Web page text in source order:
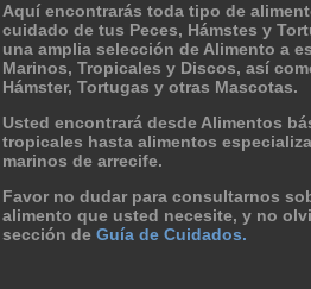
Aquí encontrarás toda tipo de
cuidado de tus Peces, Hámstes y
una amplia selección de Alimento a
Marinos, Tropicales y Discos, así
Hámster, Tortugas y otras Mascotas.
Usted encontrará desde Alimentos
tropicales hasta alimentos
marinos de arrecife.
Favor no dudar para consultarnos
alimento que usted necesite, y no
sección de Guía de Cuidados.